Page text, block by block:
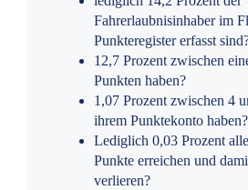
Fahrerlaubnisinhaber im
Punkteregister erfasst
12,7 Prozent zwischen
Punkten haben?
1,07 Prozent zwischen 4
ihrem Punktekonto haben?
Lediglich 0,03 Prozent
Punkte erreichen und
verlieren?